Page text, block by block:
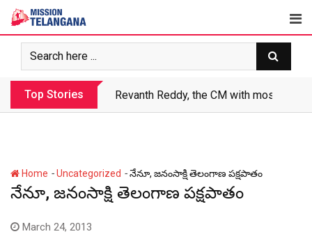
Skip
content
Top Stories Revanth makes Rs. 1.38 lakh crore debt
Home -Uncategorized -నేనూ, జనంసాక్షి తెలంగాణ పక్షపాతం
నేనూ, జనంసాక్షి తెలంగాణ పక్షపాతం
March 24, 2013